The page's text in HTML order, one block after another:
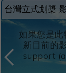
台灣立式划槳
如果您是
新目前的
support